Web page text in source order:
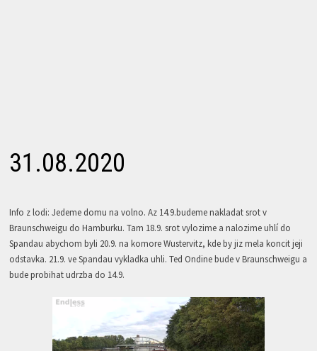
31.08.2020
Info z lodi: Jedeme domu na volno. Az 14.9.budeme nakladat srot v
Braunschweigu do Hamburku. Tam 18.9. srot vylozime a nalozime uhlí do
Spandau abychom byli 20.9. na komore Wustervitz, kde by jiz mela koncit jeji
odstavka. 21.9. ve Spandau vykladka uhli. Ted Ondine bude v Braunschweigu a
bude probihat udrzba do 14.9.